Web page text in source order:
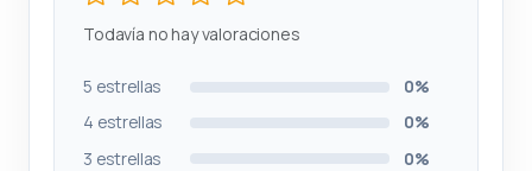
Todavía no hay valoraciones
5 estrellas
0%
4 estrellas
0%
3 estrellas
0%